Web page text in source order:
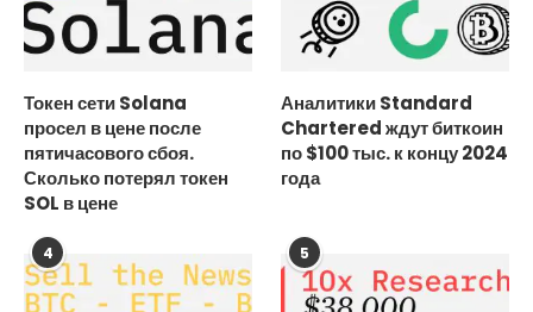
Токен сети Solana
просел в цене после
пятичасового сбоя.
Сколько потерял токен
SOL в цене
Аналитики Standard
Chartered ждут биткоин
по $100 тыс. к концу 2024
года
4 5